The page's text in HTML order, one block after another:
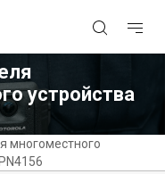
устройства
многоместного